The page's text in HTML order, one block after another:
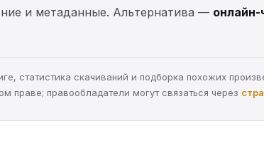
и метаданные. Альтернатива — онлайн-
статистика скачиваний и подборка похожих
праве; правообладатели могут связаться через